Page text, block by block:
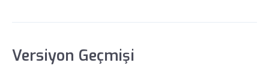
Versiyon Geçmişi